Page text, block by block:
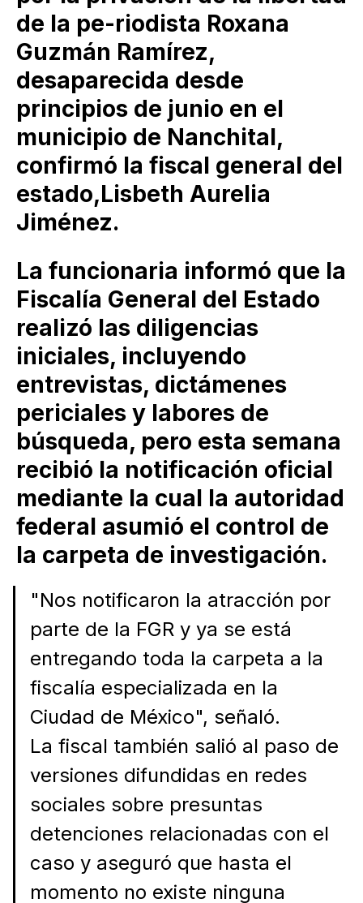
de la pe-riodista Roxana
Guzmán Ramírez,
desaparecida desde
principios de junio en el
municipio de Nanchital,
confirmó la fiscal general del
estado,Lisbeth Aurelia
Jiménez.
La funcionaria informó que la
Fiscalía General del Estado
realizó las diligencias
iniciales, incluyendo
entrevistas, dictámenes
periciales y labores de
búsqueda, pero esta semana
recibió la notificación oficial
mediante la cual la autoridad
federal asumió el control de
la carpeta de investigación.
"Nos notificaron la atracción por
parte de la FGR y ya se está
entregando toda la carpeta a la
fiscalía especializada en la
Ciudad de México", señaló.
La fiscal también salió al paso de
versiones difundidas en redes
sociales sobre presuntas
detenciones relacionadas con el
caso y aseguró que hasta el
momento no existe ninguna